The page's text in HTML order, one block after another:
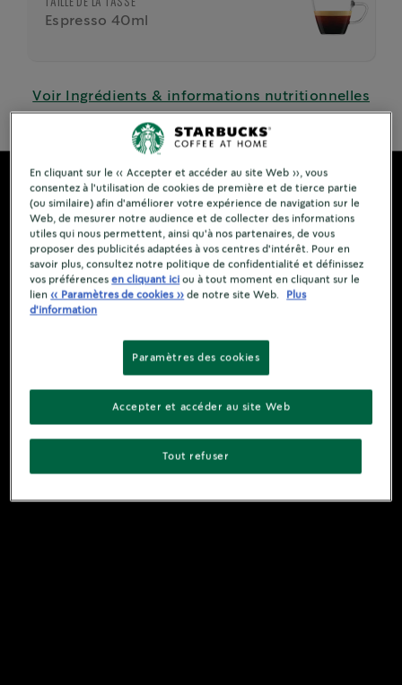
Espresso 40ml
Voir Ingrédients & informations nutritionnelles
En cliquant sur le « Accepter et accéder au site Web », vous
consentez à l'utilisation de cookies de première et de tierce partie
(ou similaire) afin d'améliorer votre expérience de navigation sur le
Web, de mesurer notre audience et de collecter des informations
utiles qui nous permettent, ainsi qu'à nos partenaires, de vous
proposer des publicités adaptées à vos centres d'intérêt. Pour en
savoir plus, consultez notre politique de confidentialité et définissez
vos préférencesen cliquant ici ou à tout moment en cliquant sur le
lien« Paramètres de cookies » de notre site Web.
Plus
d'information
Paramètres des cookies
Tout refuser
Accepter et accéder au site Web